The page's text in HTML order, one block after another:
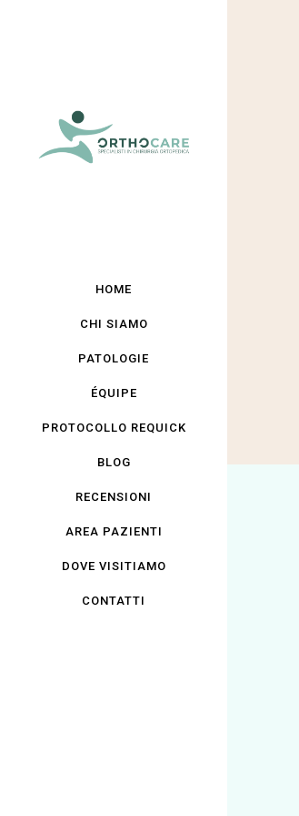
HOME
CHI SIAMO
PATOLOGIE
ÉQUIPE
PROTOCOLLO REQUICK
BLOG
RECENSIONI
AREA PAZIENTI
DOVE VISITIAMO
CONTATTI